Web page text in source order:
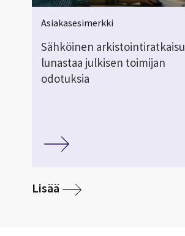
Asiakasesimerkki
Sähköinen arkistointiratkaisu
lunastaa julkisen toimijan
odotuksia
Lisää